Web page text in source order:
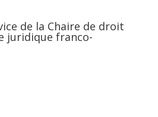
de la Chaire de droit
juridique franco-